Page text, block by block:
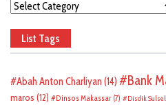
Categories
List Tags
Abah Anton Charliyan (14) Bank
maros (12) Dinsos Makassar (7) Disdik Sulsel